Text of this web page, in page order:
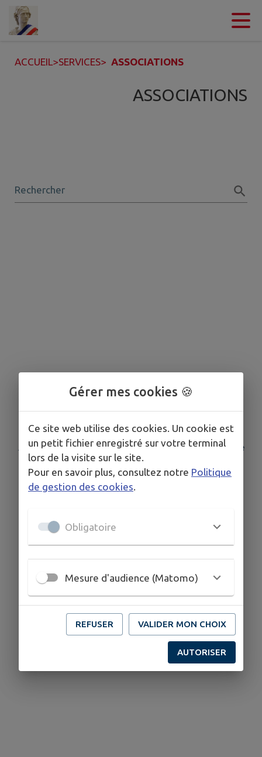
Contenu
ACCUEIL>SERVICES> ASSOCIATIONS
ASSOCIATIONS
Rechercher
Aucune association n'est référencée dans votre
commune
Gérer mes cookies 🍪
Ce site web utilise des cookies. Un cookie est
un petit fichier enregistré sur votre terminal
lors de la visite sur le site.
Pour en savoir plus, consultez notre Politique
de gestion des cookies.
Obligatoire
Mesure d'audience (Matomo)
REFUSER VALIDER MON CHOIX
AUTORISER